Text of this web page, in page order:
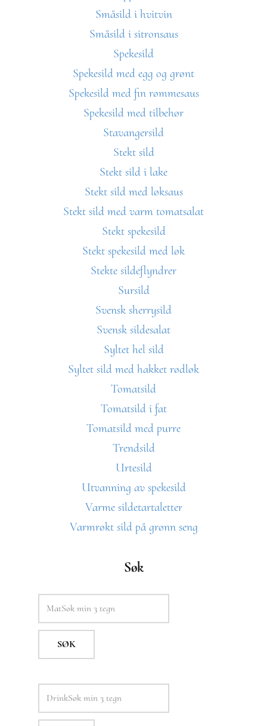
Småsild i hvitvin
Småsild i sitronsaus
Spekesild
Spekesild med egg og grønt
Spekesild med fin rømmesaus
Spekesild med tilbehør
Stavangersild
Stekt sild
Stekt sild i lake
Stekt sild med løksaus
Stekt sild med varm tomatsalat
Stekt spekesild
Stekt spekesild med løk
Stekte sildeflyndrer
Sursild
Svensk sherrysild
Svensk sildesalat
Syltet hel sild
Syltet sild med hakket rødløk
Tomatsild
Tomatsild i fat
Tomatsild med purre
Trendsild
Urtesild
Utvanning av spekesild
Varme sildetartaletter
Varmrøkt sild på grønn seng
Søk
SØK